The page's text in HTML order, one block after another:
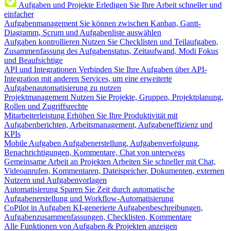
Aufgaben und Projekte Erledigen Sie Ihre Arbeit schneller und
einfacher
Aufgabenmanagement Sie können zwischen Kanban, Gantt-
Diagramm, Scrum und Aufgabenliste auswählen
Aufgaben kontrollieren Nutzen Sie Checklisten und Teilaufgaben,
Zusammenfassung des Aufgabenstatus, Zeitaufwand, Modi Fokus
und Beaufsichtige
API und Integrationen Verbinden Sie Ihre Aufgaben über API-
Integration mit anderen Services, um eine erweiterte
Aufgabenautomatisierung zu nutzen
Projektmanagement Nutzen Sie Projekte, Gruppen, Projektplanung,
Rollen und Zugriffsrechte
Mitarbeiterleistung Erhöhen Sie Ihre Produktivität mit
Aufgabenberichten, Arbeitsmanagement, Aufgabeneffizienz und
KPIs
Mobile Aufgaben Aufgabenerstellung, Aufgabenverfolgung,
Benachrichtigungen, Kommentare, Chat von unterwegs
Gemeinsame Arbeit an Projekten Arbeiten Sie schneller mit Chat,
Videoanrufen, Kommentaren, Dateispeicher, Dokumenten, externen
Nutzern und Aufgabenvorlagen
Automatisierung Sparen Sie Zeit durch automatische
Aufgabenerstellung und Workflow-Automatisierung
CoPilot in Aufgaben KI-generierte Aufgabenbeschreibungen,
Aufgabenzusammenfassungen, Checklisten, Kommentare
Alle Funktionen von Aufgaben & Projekten anzeigen